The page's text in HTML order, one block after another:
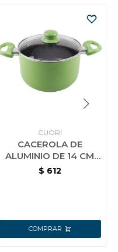
CUORI
CACEROLA DE
ALUMINIO DE 14 CM
CON INTERIOR
$ 612